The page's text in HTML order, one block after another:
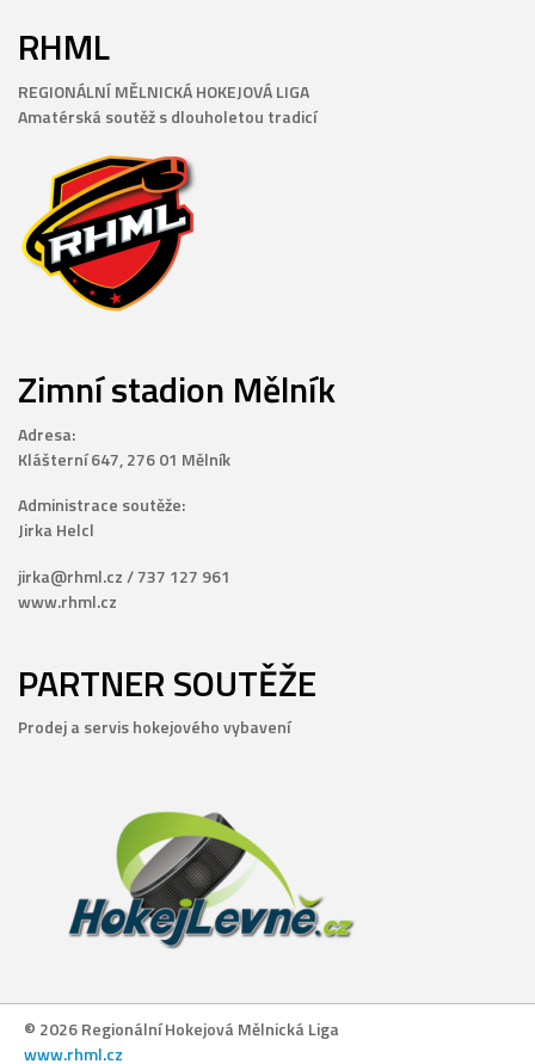
RHML
REGIONÁLNÍ MĚLNICKÁ HOKEJOVÁ LIGA
Amatérská soutěž s dlouholetou tradicí
Zimní stadion Mělník
Adresa:
Klášterní 647, 276 01 Mělník
Administrace soutěže:
Jirka Helcl
jirka@rhml.cz / 737 127 961
www.rhml.cz
PARTNER SOUTĚŽE
Prodej a servis hokejového vybavení
© 2026 Regionální Hokejová Mělnická Liga
www.rhml.cz